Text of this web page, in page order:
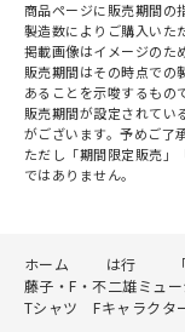
商品ページに販売期間の
製造数によりご購入いた
掲載画像はイメージのた
販売期間はその時点での
あることを示唆するもの
販売期間が設定されてい
がございます。予めご了
ただし「期間限定販売」
ではありません。
ホーム は行
藤子・F・不二雄ミュ
Tシャツ Fキャラクタ